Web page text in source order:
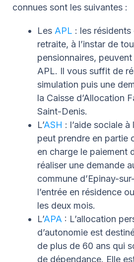
connues sont les suivantes :
Les APL : les résidents
retraite, à l’instar de
pensionnaires,
APL. Il vous suffit de
simulation puis une
la Caisse d’Allocation
Saint-Denis.
L’ASH : l’aide sociale à
peut prendre en partie
en charge le paiement
réaliser une demande
commune d’Epinay-
l’entrée en résidence
les deux mois.
L’APA : L’allocation
d’autonomie est
de plus de 60 ans qui
de dépendance. Elle